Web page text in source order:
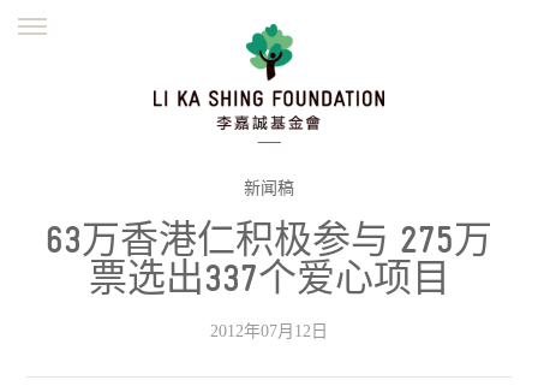
並肩同行
繁體
新闻稿
63万香港仁积极参与 275万
票选出337个爱心项目
2012年07月12日